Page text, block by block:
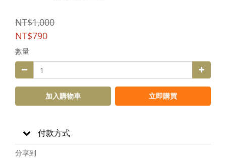
NT$1,000
NT$790
數量
加入購物車 立即購買
付款方式
分享到